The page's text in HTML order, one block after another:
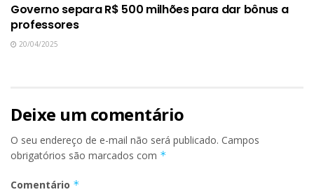
Governo separa R$ 500 milhões para dar bônus a
professores
20/04/2025
Deixe um comentário
O seu endereço de e-mail não será publicado. Campos
obrigatórios são marcados com *
Comentário *